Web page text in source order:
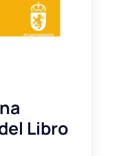
Libro